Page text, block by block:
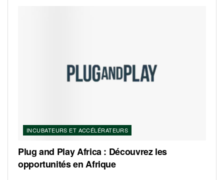
INCUBATEURS ET ACCÉLÉRATEURS
Plug and Play Africa : Découvrez les
opportunités en Afrique